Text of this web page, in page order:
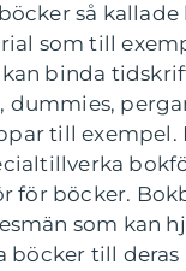
så
som till
binda
dummies,
till exempel.
för böcker.
som kan
böcker till